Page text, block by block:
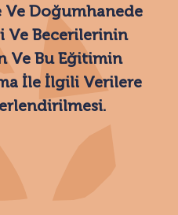
Doğumhanede
Ve Becerilerinin
Ve Bu Eğitimin
İle İlgili Verilere